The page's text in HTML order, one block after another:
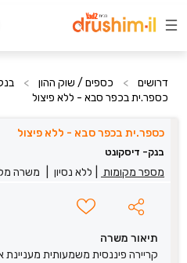
דרושים > כספים / שוק ההון >
כספר.ית בכפר סבא - ללא פיצול
כספר.ית בכפר סבא - ללא פיצול
בנק- דיסקונט
מספר מקומות ללא נסיון משרה
תיאור משרה
קריירה פיננסית משמעותית